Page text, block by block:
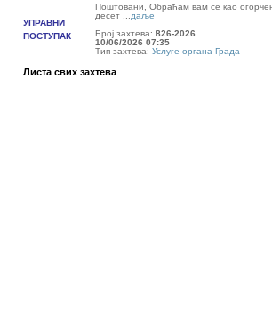
Листа свих захтева
УПРАВНИ
ПОСТУПАК
Поштовани, Обраћам вам се као
десет ... даље
Број захтева: 826-2026
10/06/2026 07:35
Тип захтева: Услуге органа Града